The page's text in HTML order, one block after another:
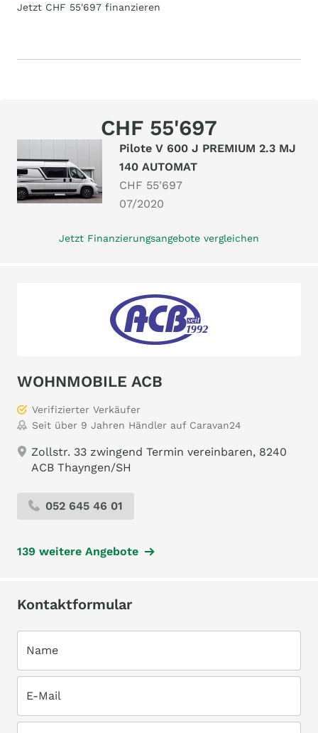
Jetzt CHF 55'697 finanzieren
CHF 55'697
Pilote V 600 J PREMIUM 2.3 MJ
140 AUTOMAT
CHF 55'697
07/2020
Jetzt Finanzierungsangebote vergleichen
WOHNMOBILE ACB
Verifizierter Verkäufer
Seit über 9 Jahren Händler auf Caravan24
Zollstr. 33 zwingend Termin vereinbaren, 8240
ACB Thayngen/SH
052 645 46 01
139 weitere Angebote
Kontaktformular
Name
E-Mail